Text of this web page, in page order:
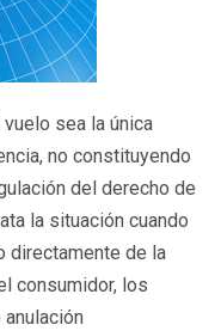
sea la única
no constituyendo
del derecho de
la situación cuando
directamente de la
consumidor, los